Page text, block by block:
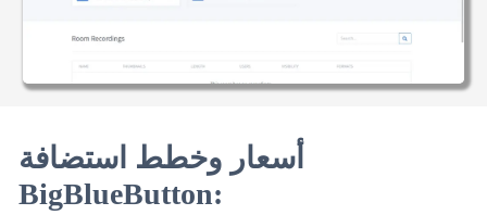
أسعار وخطط استضافة
BigBlueButton: